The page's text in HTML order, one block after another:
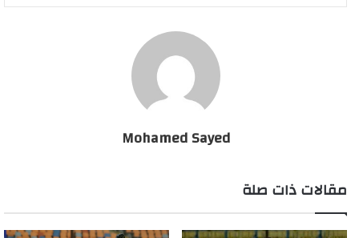
Mohamed Sayed
مقالات ذات صلة